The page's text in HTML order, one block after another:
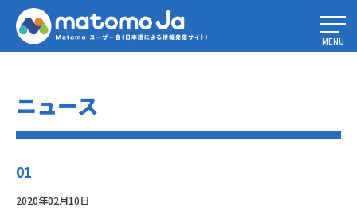
Home»
ヒートマップとセッション記録で使用する5つの完璧な機能の組み
合わせ» 01
MENU
ニュース
01
2020年02月10日